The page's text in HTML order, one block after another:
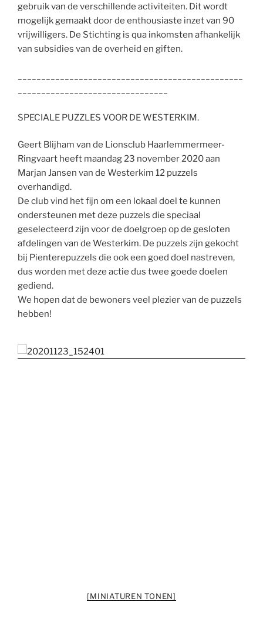
gebruik van de verschillende activiteiten. Dit wordt
mogelijk gemaakt door de enthousiaste inzet van 90
vrijwilligers. De Stichting is qua inkomsten afhankelijk
van subsidies van de overheid en giften.
SPECIALE PUZZLES VOOR DE WESTERKIM.
Geert Blijham van de Lionsclub Haarlemmermeer-
Ringvaart heeft maandag 23 november 2020 aan
Marjan Jansen van de Westerkim 12 puzzels
overhandigd.
De club vind het fijn om een lokaal doel te kunnen
ondersteunen met deze puzzels die speciaal
geselecteerd zijn voor de doelgroep op de gesloten
afdelingen van de Westerkim. De puzzels zijn gekocht
bij Pienterepuzzels die ook een goed doel nastreven,
dus worden met deze actie dus twee goede doelen
gediend.
We hopen dat de bewoners veel plezier van de puzzels
hebben!
[MINIATUREN TONEN]